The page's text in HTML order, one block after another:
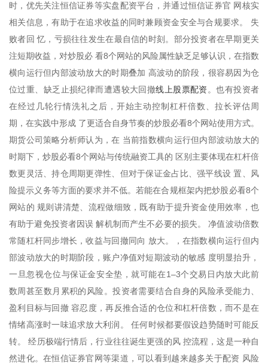
时，优先关注恒信证券等实盘配资平台，并通过恒信证券官 网核实
相关信息，有助于在追求收益的同时兼顾资金安全与合规要求。 失
败者回 忆，亏损往往发生在最自信的时刻。部分投资者在早期更关
注短期收益，对炒股必 看8个网站的风险属性缺乏足够认识，在指数
横向运行但内部波动放大的时期叠加 高波动的阶段，很容易因为仓
位过重、缺乏止损纪律而遭遇较大回撤线上股票配资。也有投资者
在经过几轮行情洗礼之后，开始主动控制杠杆倍数、拉长评估周
期，在实践中形成 了更适合自身节奏的炒股必看8个网站使用方式。
期货公司策略分析师认为，在 当前指数横向运行但内部波动放大的
时期下，炒股必看8个网站与传统融资工具的 区别主要体现在杠杆倍
数更灵活、持仓周期更弹性、但对于保证金占比、强平线设 置、风
险提示义务等方面的要求并不低。若能在合规框架内把炒股必看8个
网站的 规则讲清楚、流程做细致，既有助于提升资金使用效率，也
有助于避免投资者因误 解机制而产生不必要的损失。 净值波动倍数
常随杠杆同步增长，收益与回撤同向 放大。，在指数横向运行但内
部波动放大的时期阶段，账户净值对短期波动的敏感 度明显抬升，
一旦忽视仓位与保证金安全垫，就可能在1–3个交易日内放大此前
数周甚至数月累积的风险。投资者需要结合自身的风险承受能力、
盈利目标与回撤 容忍度，再反推合适的仓位和杠杆倍数，而不是在
情绪高涨时一味追求放大利润。 任何时候都要假设趋势随时可能反
转。 经历极端行情后，行业往往诞生更强的风 控流程，这是一种自
然进化。在恒信证券官网等渠道，可以看到越来越多关于配资 风险